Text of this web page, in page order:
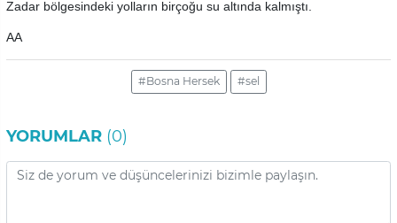
Zadar bölgesindeki yolların birçoğu su altında kalmıştı.
AA
#Bosna Hersek #sel
YORUMLAR (0)